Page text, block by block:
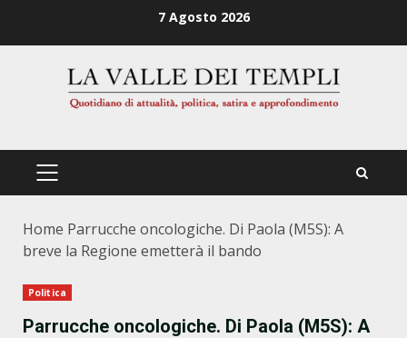
7 Agosto 2026
PRIMÄRES
Home Parrucche oncologiche. Di Paola (M5S): A
breve la Regione emetterà il bando
Politica
Parrucche oncologiche. Di Paola (M5S): A